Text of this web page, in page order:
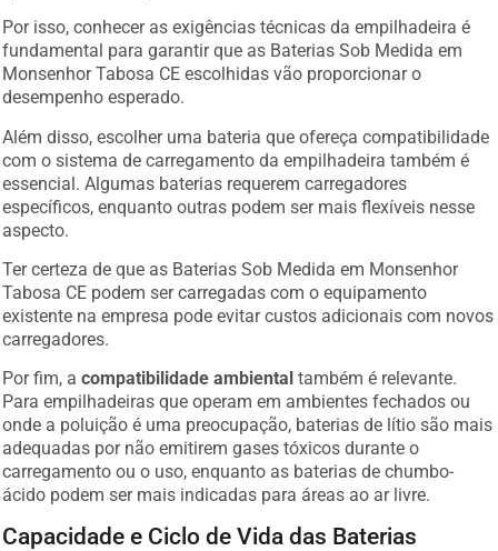
Por isso, conhecer as exigências técnicas da empilhadeira é
fundamental para garantir que as Baterias Sob Medida em
Monsenhor Tabosa CE escolhidas vão proporcionar o
desempenho esperado.
Além disso, escolher uma bateria que ofereça compatibilidade
com o sistema de carregamento da empilhadeira também é
essencial. Algumas baterias requerem carregadores
específicos, enquanto outras podem ser mais flexíveis nesse
aspecto.
Ter certeza de que as Baterias Sob Medida em Monsenhor
Tabosa CE podem ser carregadas com o equipamento
existente na empresa pode evitar custos adicionais com novos
carregadores.
Por fim, acompatibilidade ambiental também é relevante.
Para empilhadeiras que operam em ambientes fechados ou
onde a poluição é uma preocupação, baterias de lítio são mais
adequadas por não emitirem gases tóxicos durante o
carregamento ou o uso, enquanto as baterias de chumbo-
ácido podem ser mais indicadas para áreas ao ar livre.
Capacidade e Ciclo de Vida das Baterias